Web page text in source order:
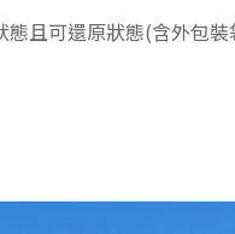
且可還原狀態(含外包